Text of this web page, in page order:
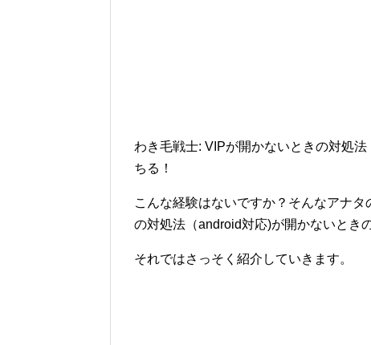
わき毛戦士: VIPが開かないときの対処
ちる！
こんな経験はないですか？そんなアナ
の対処法（android対応)が開かないとき
それではさっそく紹介していきます。